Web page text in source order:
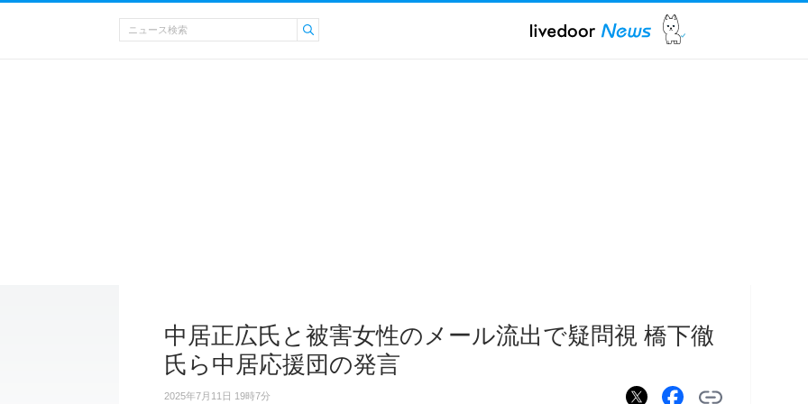
中居正広氏と被害女性のメール流出で疑問視 橋下徹
氏ら中居応援団の発言
2025年7月11日 19時7分